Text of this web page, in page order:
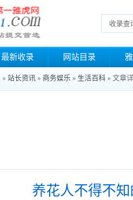
收录查
最新收录 网站目录
» 站长资讯 » 商务娱乐 » 生活百科 » 文章
养花人不得不知